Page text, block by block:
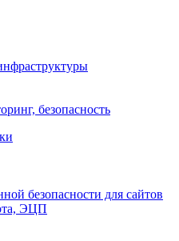
безопасность
безопасности для сайтов
ЭЦП